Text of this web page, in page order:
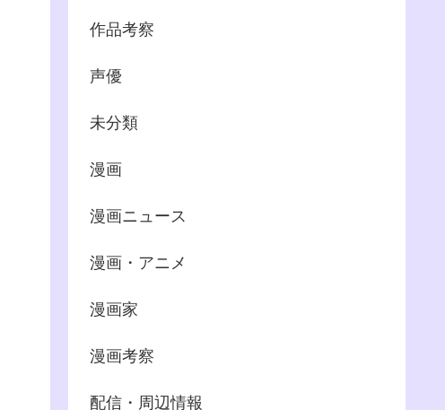
作品考察
声優
未分類
漫画
漫画ニュース
漫画・アニメ
漫画家
漫画考察
配信・周辺情報